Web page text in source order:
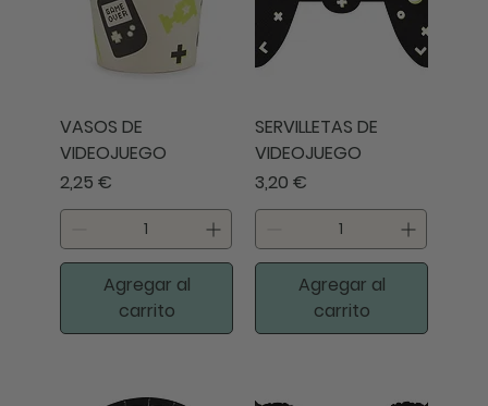
VASOS DE
VIDEOJUEGO
Precio
2,25 €
Agregar al
carrito
SERVILLETAS DE
VIDEOJUEGO
Precio
3,20 €
Agregar al
carrito